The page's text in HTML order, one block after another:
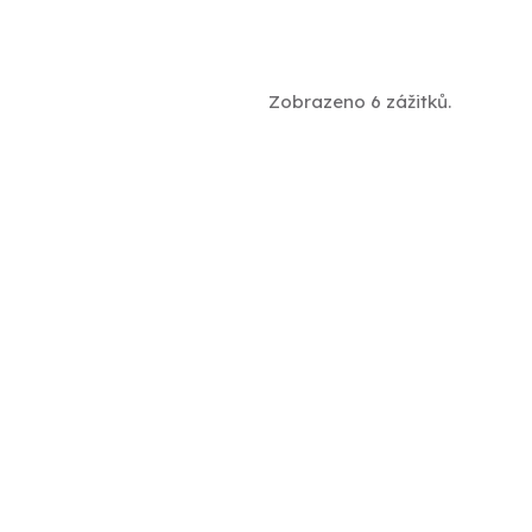
Zobrazeno 6 zážitků.